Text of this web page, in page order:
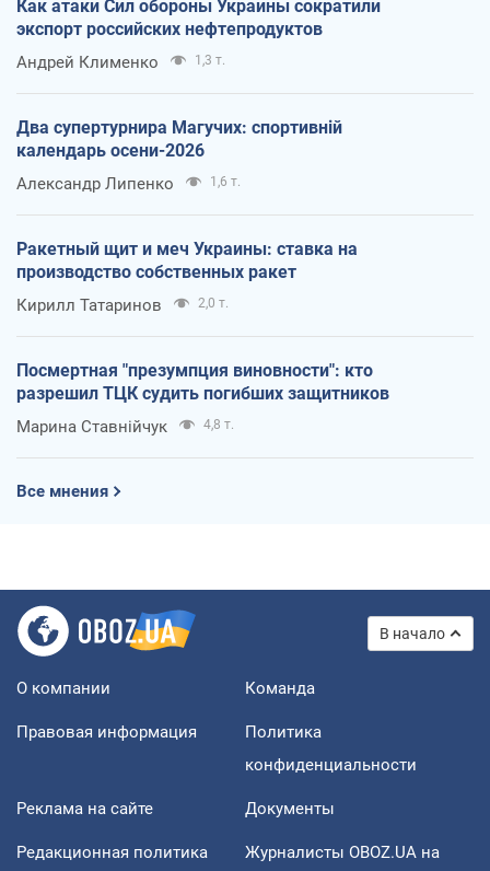
Как атаки Сил обороны Украины сократили
экспорт российских нефтепродуктов
Андрей Клименко 1,3 т.
Два супертурнира Магучих: спортивній
календарь осени-2026
Александр Липенко 1,6 т.
Ракетный щит и меч Украины: ставка на
производство собственных ракет
Кирилл Татаринов 2,0 т.
Посмертная "презумпция виновности": кто
разрешил ТЦК судить погибших защитников
Марина Ставнійчук 4,8 т.
Все мнения
В начало
О компании Команда
Правовая информация
Политика
конфиденциальности
Реклама на сайте Документы
Редакционная политика
Журналисты OBOZ.UA на